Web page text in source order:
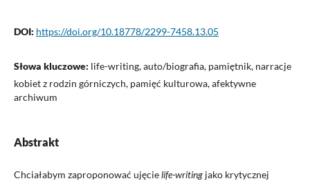
DOI: https://doi.org/10.18778/2299-7458.13.05
Słowa kluczowe: life-writing, auto/biografia, pamiętnik, narracje
kobiet z rodzin górniczych, pamięć kulturowa, afektywne
archiwum
Abstrakt
Chciałabym zaproponować ujęcielife-writingjako krytycznej